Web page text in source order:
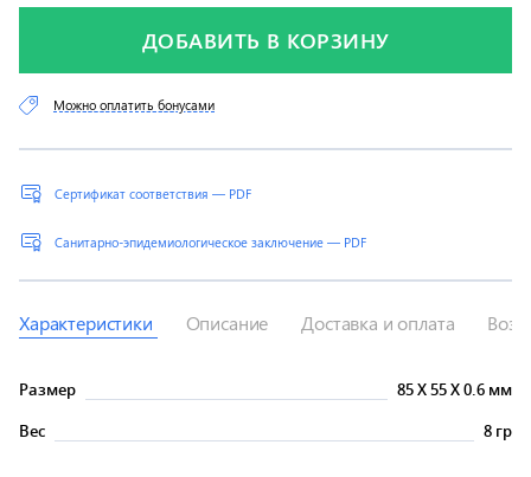
ДОБАВИТЬ В КОРЗИНУ
Сертификат соответствия — PDF
Санитарно-эпидемиологическое заключение — PDF
Можно оплатить бонусами
Характеристики Описание Доставка и оплата
Размер 85X55X0.6 мм
Вес
8 гр